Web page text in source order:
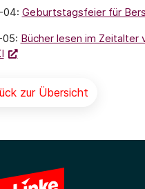
04: Geburtstagsfeier für
Bücher lesen im Zeitalter
zur Übersicht